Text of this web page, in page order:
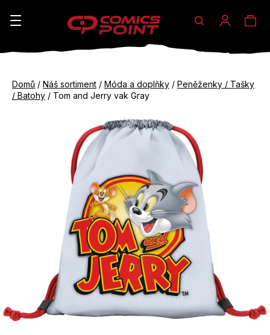
Hledat
Domů / Náš sortiment / Móda a doplňky / Peněženky / Tašky
/ Batohy / Tom and Jerry vak Gray
K
do
do
e